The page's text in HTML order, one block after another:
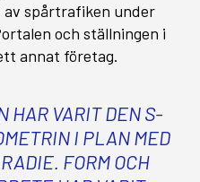
spårtrafiken under
och ställningen i
annat företag.
HAR VARIT DEN S-
I PLAN MED
FORM OCH